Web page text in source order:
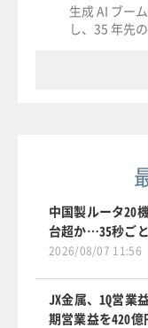
生成 AI ブー
し、35 年先
中国製ルータ20
台超か…35秒ご
2026/08/07 11:56
JX金属、1Q営
期営業益を420億